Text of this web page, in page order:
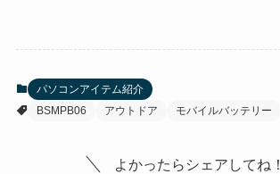
パソコンアイテム紹介
BSMPB06
アウトドア モバイルバッテリー
よかったらシェアしてね！